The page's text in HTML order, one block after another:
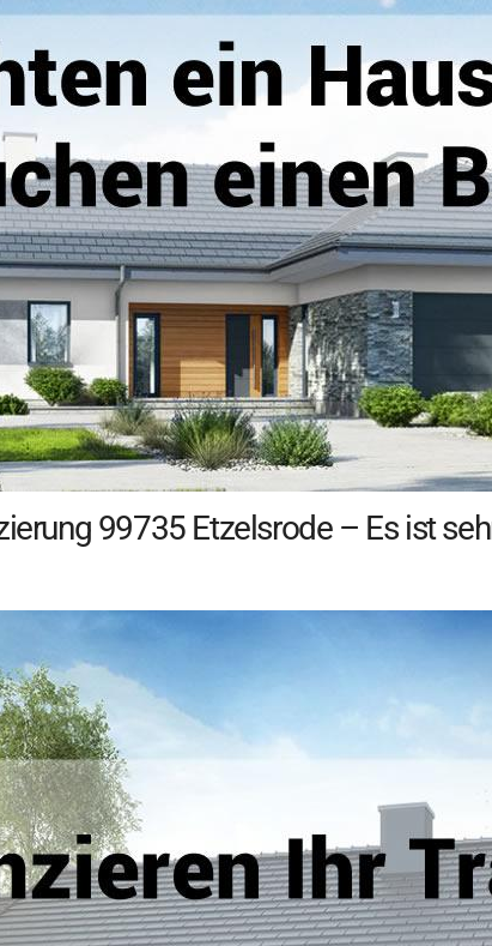
99735 Etzelsrode – Es ist